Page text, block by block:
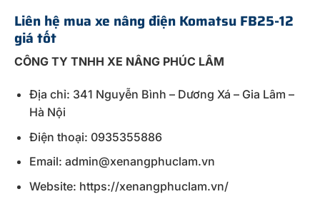
Liên hệ mua xe nâng điện Komatsu FB25-12
giá tốt
CÔNG TY TNHH XE NÂNG PHÚC LÂM
Địa chỉ: 341 Nguyễn Bình – Dương Xá – Gia Lâm –
Hà Nội
Điện thoại: 0935355886
Email: admin@xenangphuclam.vn
Website: https://xenangphuclam.vn/